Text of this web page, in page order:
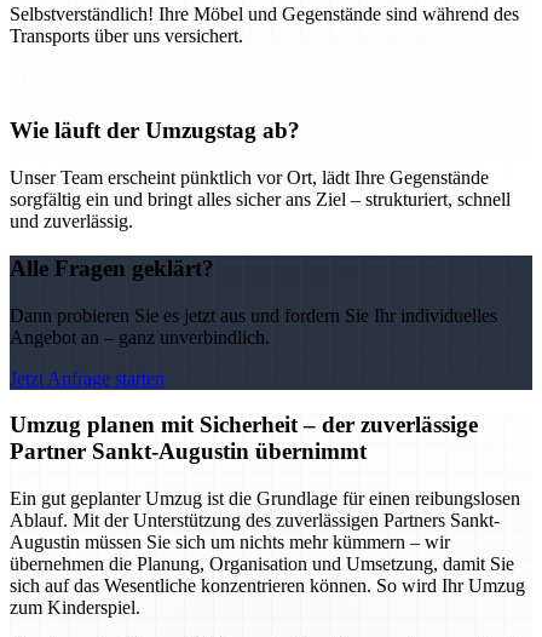
Selbstverständlich! Ihre Möbel und Gegenstände sind während des
Transports über uns versichert.
Wie läuft der Umzugstag ab?
Unser Team erscheint pünktlich vor Ort, lädt Ihre Gegenstände
sorgfältig ein und bringt alles sicher ans Ziel – strukturiert, schnell
und zuverlässig.
Alle Fragen geklärt?
Dann probieren Sie es jetzt aus und fordern Sie Ihr individuelles
Angebot an – ganz unverbindlich.
Jetzt Anfrage starten
Umzug planen mit Sicherheit – der zuverlässige
Partner Sankt-Augustin übernimmt
Ein gut geplanter Umzug ist die Grundlage für einen reibungslosen
Ablauf. Mit der Unterstützung des zuverlässigen Partners Sankt-
Augustin müssen Sie sich um nichts mehr kümmern – wir
übernehmen die Planung, Organisation und Umsetzung, damit Sie
sich auf das Wesentliche konzentrieren können. So wird Ihr Umzug
zum Kinderspiel.